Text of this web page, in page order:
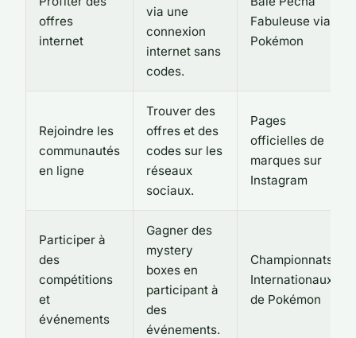
offres
internet
via une
connexion
internet sans
codes.
Fabuleuse via
Pokémon
Rejoindre les
communautés
en ligne
Trouver des
offres et des
codes sur les
réseaux
sociaux.
Pages
officielles de
marques sur
Instagram
Participer à
des
compétitions
et
événements
Gagner des
mystery
boxes en
participant à
des
événements.
Championnats
Internationaux
de Pokémon